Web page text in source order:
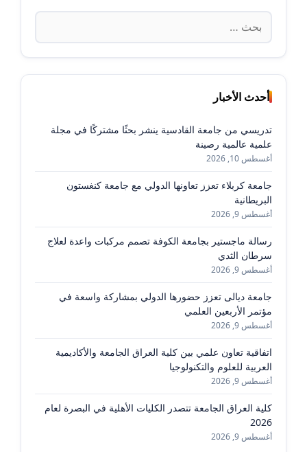
البحث
عن:
أحدث الأخبار
تدريسي من جامعة القادسية ينشر بحثًا مشتركًا في مجلة
علمية عالمية رصينة
أغسطس 10, 2026
جامعة كربلاء تعزز تعاونها الدولي مع جامعة كنغستون
البريطانية
أغسطس 9, 2026
رسالة ماجستير بجامعة الكوفة تصمم مركبات واعدة لعلاج
سرطان الثدي
أغسطس 9, 2026
جامعة ديالى تعزز حضورها الدولي بمشاركة واسعة في
مؤتمر الأربعين العلمي
أغسطس 9, 2026
اتفاقية تعاون علمي بين كلية العراق الجامعة والأكاديمية
العربية للعلوم والتكنولوجيا
أغسطس 9, 2026
كلية العراق الجامعة تتصدر الكليات الأهلية في البصرة لعام
2026
أغسطس 9, 2026